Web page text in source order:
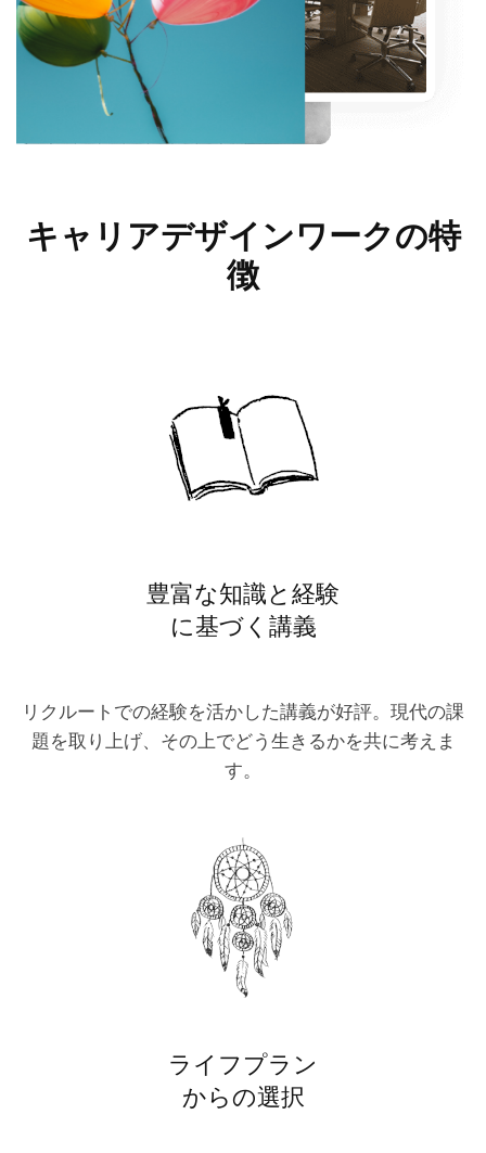
キャリアデザインワークの特
徴
豊富な知識と経験
に基づく講義
リクルートでの経験を活かした講義が好評。現代の課
題を取り上げ、その上でどう生きるかを共に考えま
す。
ライフプラン
からの選択